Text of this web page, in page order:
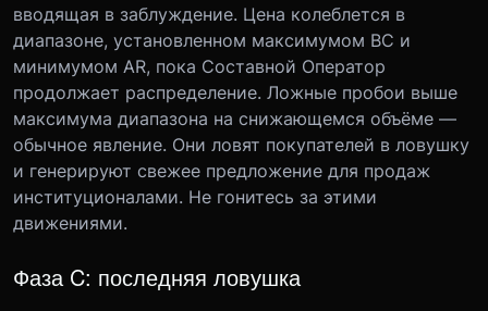
вводящая в заблуждение. Цена колеблется в
диапазоне, установленном максимумом BC и
минимумом AR, пока Составной Оператор
продолжает распределение. Ложные пробои выше
максимума диапазона на снижающемся объёме —
обычное явление. Они ловят покупателей в ловушку
и генерируют свежее предложение для продаж
институционалами. Не гонитесь за этими
движениями.
Фаза C: последняя ловушка